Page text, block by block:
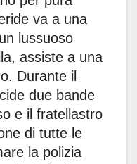
va a una
lussuoso
assiste a una
Durante il
due bande
e il fratellastro
di tutte le
la polizia